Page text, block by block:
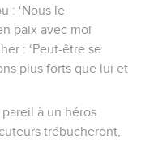
: ‘Nous le
paix avec moi
: ‘Peut-être se
plus forts que lui et
à un héros
trébucheront,